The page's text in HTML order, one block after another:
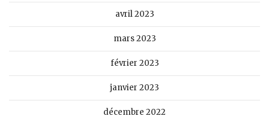
avril 2023
mars 2023
février 2023
janvier 2023
décembre 2022